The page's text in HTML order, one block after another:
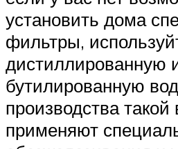
установить дома
фильтры,
дистиллированную
бутилированную
производства такой
применяют